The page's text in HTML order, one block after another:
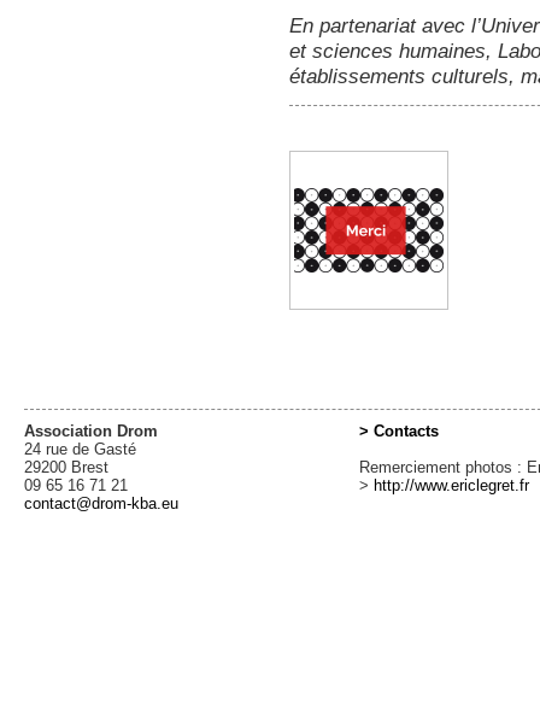
En partenariat avec
et sciences humaines,
établissements culturels,
Association Drom
24 rue de Gasté
29200 Brest
09 65 16 71 21
contact@drom-kba.eu
> Contacts
Remerciement photos :
> http://www.ericlegret.fr